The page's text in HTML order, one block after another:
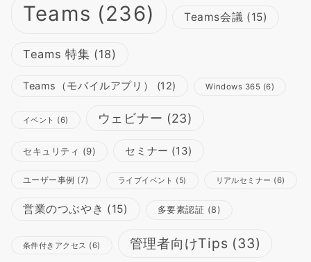
Teams (236) Teams会議 (15)
Teams 特集 (18)
Teams（モバイルアプリ） (12) Windows 365 (6)
イベント (6) ウェビナー (23)
セキュリティ (9) セミナー (13)
ユーザー事例 (7) ライブイベント (5) リアルセミナー (6)
営業のつぶやき (15) 多要素認証 (8)
条件付きアクセス (6) 管理者向けTips (33)